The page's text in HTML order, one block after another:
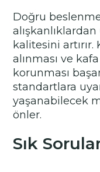
Doğru
kalitesini
alınması ve
korunması
standartlara
yaşanabilecek
önler.
Sık